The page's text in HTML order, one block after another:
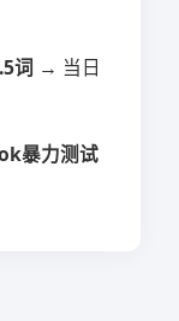
词​ ​ → 当日 ​
暴力测试